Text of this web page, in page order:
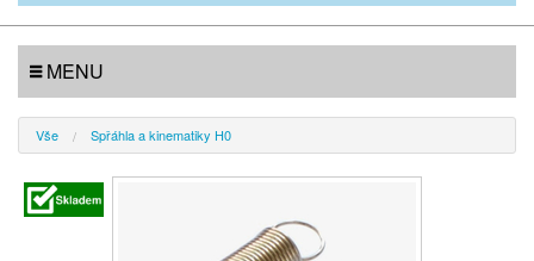
MENU
Vše Spřáhla a kinematiky H0